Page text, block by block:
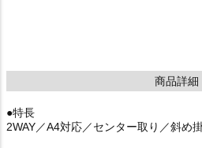
商品詳細
●特長
2WAY／A4対応／センター取り／斜め